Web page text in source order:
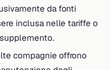
da fonti
inclusa nelle tariffe o
compagnie offrono